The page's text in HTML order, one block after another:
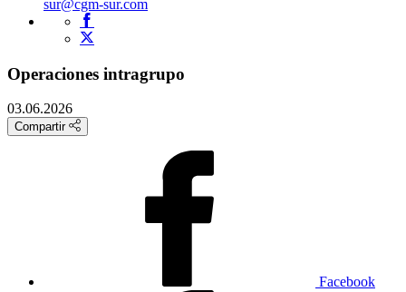
sur@cgm-sur.com
Operaciones intragrupo
03.06.2026
Compartir
Facebook